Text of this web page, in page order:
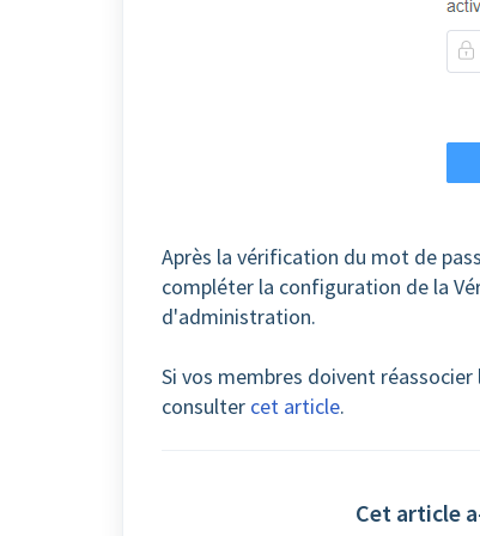
Après la vérification du mot de
compléter la configuration de la
d'administration.
Si vos membres doivent
consulter cet article.
Cet article